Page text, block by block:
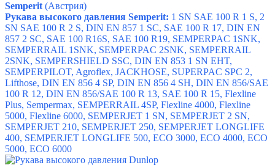
Semperit(Австрия)
Рукава высокого давления Semperit: 1 SN SAE 100 R 1 S, 2
SN SAE 100 R 2 S, DIN EN 857 1 SC, SAE 100 R 17, DIN EN
857 2 SC, SAE 100 R16S, SAE 100 R19, SEMPERPAC 1SNK,
SEMPERRAIL 1SNK, SEMPERPAC 2SNK, SEMPERRAIL
2SNK, SEMPERSHIELD SSC, DIN EN 853 1 SN EHT,
SEMPERPILOT, Agroflex, JACKHOSE, SUPERPAC SPC 2,
Lifthose, DIN EN 856 4 SP, DIN EN 856 4 SH, DIN EN 856/SAE
100 R 12, DIN EN 856/SAE 100 R 13, SAE 100 R 15, Flexline
Plus, Sempermax, SEMPERRAIL 4SP, Flexline 4000, Flexline
5000, Flexline 6000, SEMPERJET 1 SN, SEMPERJET 2 SN,
SEMPERJET 210, SEMPERJET 250, SEMPERJET LONGLIFE
400, SEMPERJET LONGLIFE 500, ECO 3000, ECO 4000, ECO
5000, ECO 6000